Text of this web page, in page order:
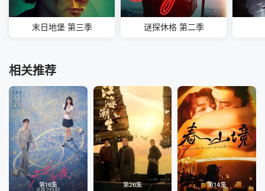
末日地堡 第三季 谜探休格 第二季
相关推荐
第16集 第26集 第14集